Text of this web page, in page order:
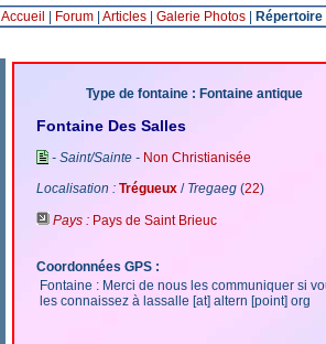
Accueil Forum| Articles| Galerie Photos|
Type de fontaine : Fontaine antique
Fontaine Des Salles
- Saint/Sainte - Non Christianisée
Localisation : Trégueux / Tregaeg (22)
Pays : Pays de Saint Brieuc
Coordonnées GPS :
Fontaine : Merci de nous les communiquer si
les connaissez à lassalle [at] altern [point] org